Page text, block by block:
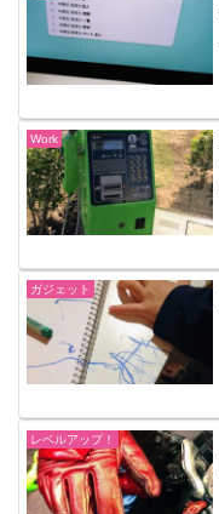
Work
ガジェット
レベルアップ！